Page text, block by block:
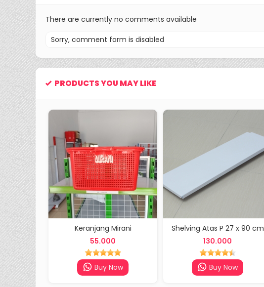
There are currently no comments available
Sorry, comment form is disabled
PRODUCTS YOU MAY LIKE
Keranjang Mirani
55.000
Buy Now
Shelving Atas P 27 x 90 cm
130.000
Buy Now